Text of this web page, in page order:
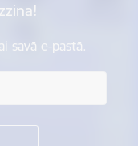
savā e-pastā.